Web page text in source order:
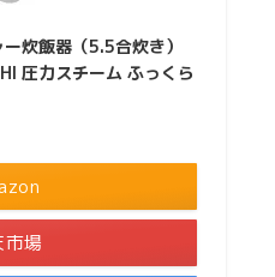
炊飯器（5.5合炊き）
圧力スチーム ふっくら
市場